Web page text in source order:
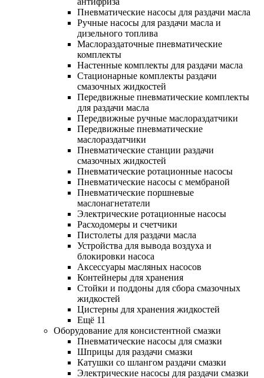
Пневматические насосы для раздачи масла
Ручные насосы для раздачи масла и
дизельного топлива
Маслораздаточные пневматические
комплекты
Настенные комплекты для раздачи масла
Стационарные комплекты раздачи
смазочных жидкостей
Передвижные пневматические комплекты
для раздачи масла
Передвижные ручные маслораздатчики
Передвижные пневматические
маслораздатчики
Пневматические станции раздачи
смазочных жидкостей
Пневматические ротационные насосы
Пневматические насосы с мембраной
Пневматические поршневые
маслонагнетатели
Электрические ротационные насосы
Расходомеры и счетчики
Пистолеты для раздачи масла
Устройства для вывода воздуха и
блокировки насоса
Аксессуары масляных насосов
Контейнеры для хранения
Стойки и поддоны для сбора смазочных
жидкостей
Цистерны для хранения жидкостей
Ещё 11
Оборудование для консистентной смазки
Пневматические насосы для смазки
Шприцы для раздачи смазки
Катушки со шлангом раздачи смазки
Электрические насосы для раздачи смазки